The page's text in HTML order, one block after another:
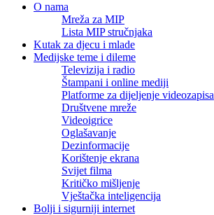
O nama
Mreža za MIP
Lista MIP stručnjaka
Kutak za djecu i mlade
Medijske teme i dileme
Televizija i radio
Štampani i online mediji
Platforme za dijeljenje videozapisa
Društvene mreže
Videoigrice
Oglašavanje
Dezinformacije
Korištenje ekrana
Svijet filma
Kritičko mišljenje
Vještačka inteligencija
Bolji i sigurniji internet